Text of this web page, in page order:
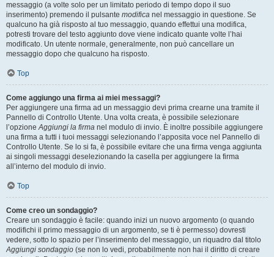
messaggio (a volte solo per un limitato periodo di tempo dopo il suo
inserimento) premendo il pulsante modifica nel messaggio in questione. Se
qualcuno ha già risposto al tuo messaggio, quando effettui una modifica,
potresti trovare del testo aggiunto dove viene indicato quante volte l’hai
modificato. Un utente normale, generalmente, non può cancellare un
messaggio dopo che qualcuno ha risposto.
Top
Come aggiungo una firma ai miei messaggi?
Per aggiungere una firma ad un messaggio devi prima crearne una tramite il
Pannello di Controllo Utente. Una volta creata, è possibile selezionare
l’opzioneAggiungi la firma nel modulo di invio. È inoltre possibile aggiungere
una firma a tutti i tuoi messaggi selezionando l’apposita voce nel Pannello di
Controllo Utente. Se lo si fa, è possibile evitare che una firma venga aggiunta
ai singoli messaggi deselezionando la casella per aggiungere la firma
all’interno del modulo di invio.
Top
Come creo un sondaggio?
Creare un sondaggio è facile: quando inizi un nuovo argomento (o quando
modifichi il primo messaggio di un argomento, se ti è permesso) dovresti
vedere, sotto lo spazio per l’inserimento del messaggio, un riquadro dal titolo
Aggiungi sondaggio (se non lo vedi, probabilmente non hai il diritto di creare